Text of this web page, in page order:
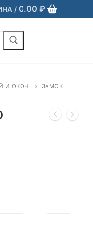
/ 0.00 ₽
И ОКОН
ЗАМОК